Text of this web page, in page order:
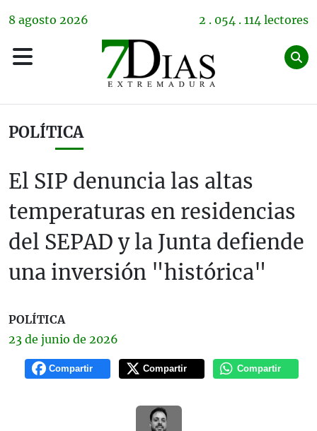
8 agosto 2026 2 . 054 . 114 lectores
POLÍTICA
El SIP denuncia las altas
temperaturas en residencias
del SEPAD y la Junta defiende
una inversión "histórica"
POLÍTICA
23 de junio de 2026
Compartir Compartir Compartir